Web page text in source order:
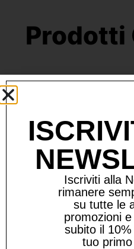
Prodotti
Iscriviti alla
rimanere
su tutte le
promozioni
subito il
tuo